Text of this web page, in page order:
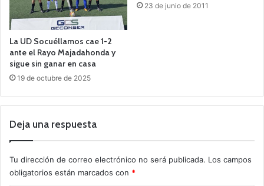
La UD Socuéllamos cae 1-2
ante el Rayo Majadahonda y
sigue sin ganar en casa
19 de octubre de 2025
23 de junio de 2011
Deja una respuesta
Tu dirección de correo electrónico no será publicada. Los campos
obligatorios están marcados con *